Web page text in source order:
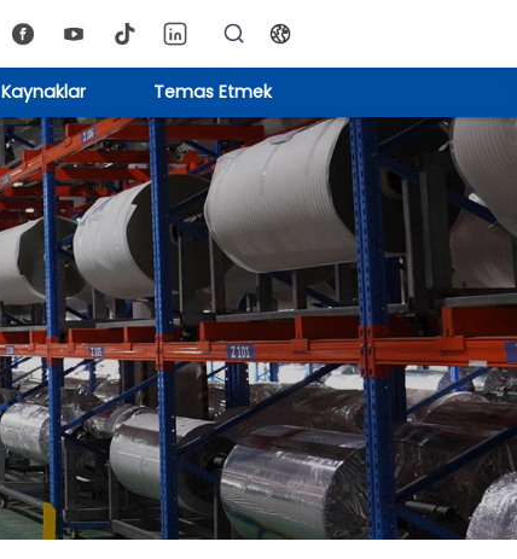
Kaynaklar Temas Etmek